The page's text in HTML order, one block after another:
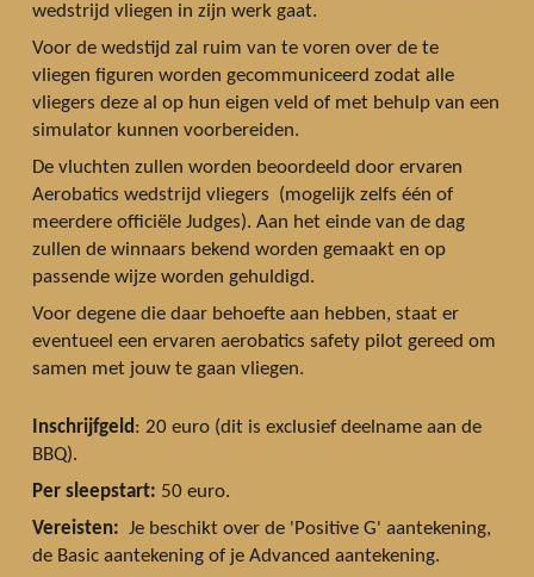
wedstrijd vliegen in zijn werk gaat.
Voor de wedstijd zal ruim van te voren over de te
vliegen figuren worden gecommuniceerd zodat alle
vliegers deze al op hun eigen veld of met behulp van een
simulator kunnen voorbereiden.
De vluchten zullen worden beoordeeld door ervaren
Aerobatics wedstrijd vliegers (mogelijk zelfs één of
meerdere officiële Judges). Aan het einde van de dag
zullen de winnaars bekend worden gemaakt en op
passende wijze worden gehuldigd.
Voor degene die daar behoefte aan hebben, staat er
eventueel een ervaren aerobatics safety pilot gereed om
samen met jouw te gaan vliegen.
Inschrijfgeld: 20 euro (dit is exclusief deelname aan de
BBQ).
Per sleepstart: 50 euro.
Vereisten: Je beschikt over de 'Positive G' aantekening,
de Basic aantekening of je Advanced aantekening.